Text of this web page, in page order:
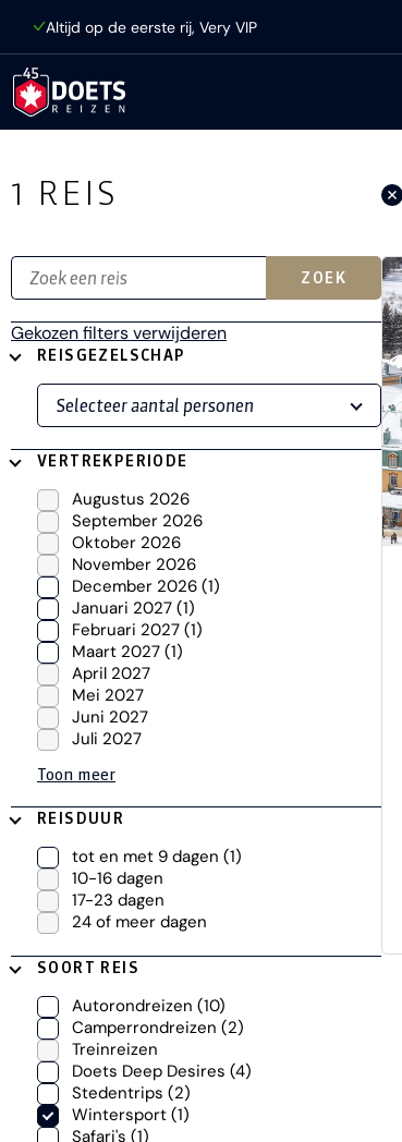
Altijd op de eerste rij, Very VIP
Ga direct naar resultaten
1 REIS
ZOEK
Gekozen filters verwijderen
REISGEZELSCHAP
VERTREKPERIODE
Augustus 2026
September 2026
Oktober 2026
November 2026
December 2026 (1)
Januari 2027 (1)
Februari 2027 (1)
Maart 2027 (1)
April 2027
Mei 2027
Juni 2027
Juli 2027
Toon meer
REISDUUR
tot en met 9 dagen (1)
10-16 dagen
17-23 dagen
24 of meer dagen
SOORT REIS
Autorondreizen (10)
Camperrondreizen (2)
Treinreizen
Doets Deep Desires (4)
Stedentrips (2)
Wintersport (1)
Safari's (1)